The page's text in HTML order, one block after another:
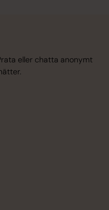
eller chatta anonymt